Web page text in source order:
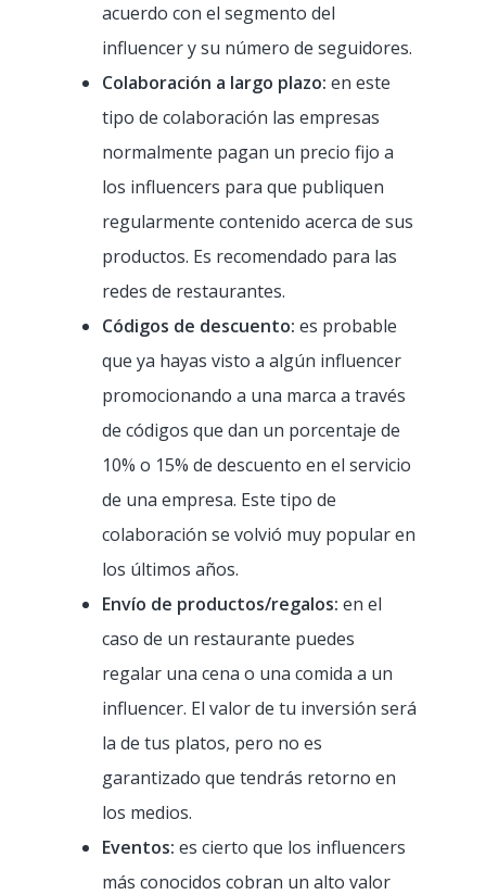
acuerdo con el segmento del
influencer y su número de seguidores.
Colaboración a largo plazo: en este
tipo de colaboración las empresas
normalmente pagan un precio fijo a
los influencers para que publiquen
regularmente contenido acerca de sus
productos. Es recomendado para las
redes de restaurantes.
Códigos de descuento: es probable
que ya hayas visto a algún influencer
promocionando a una marca a través
de códigos que dan un porcentaje de
10% o 15% de descuento en el servicio
de una empresa. Este tipo de
colaboración se volvió muy popular en
los últimos años.
Envío de productos/regalos: en el
caso de un restaurante puedes
regalar una cena o una comida a un
influencer. El valor de tu inversión será
la de tus platos, pero no es
garantizado que tendrás retorno en
los medios.
Eventos: es cierto que los influencers
más conocidos cobran un alto valor
Análisis y gestión
Integraciones
Delivery por
Click & Collect por
Restaurante
Fast Food
Food Truck
Bar
Cafetería
Dark kitchen
Cadena / Franquicia
Atención al
Recursos
Blog
COVID-19
Empleo
CONTACTO